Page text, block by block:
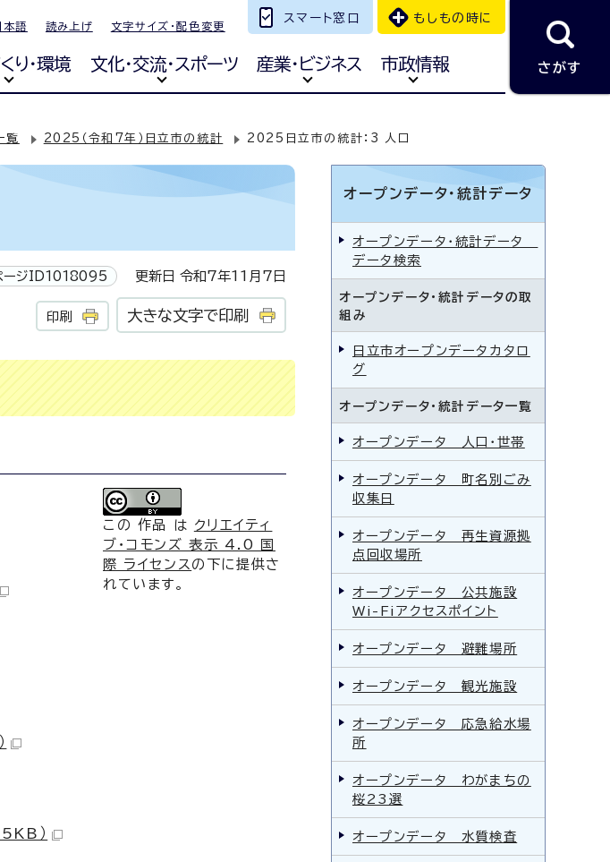
本語 読み上げ 文字サイズ・配色変更
スマート窓口 もしもの時に
り・環境 文化・交流・スポーツ 産業・ビジネス 市政情報 さがす
覧 2025（令和7年）日立市の統計 2025日立市の統計：3 人口
ージID1018095 更新日 令和7年11月7日
印刷 大きな文字で印刷
この 作品 は クリエイティ
ブ・コモンズ 表示 4.0 国
際 ライセンス の下に提供さ
れています。
）
オープンデータ・統計データ
オープンデータ・統計データ
データ検索
オープンデータ・統計データの取
組み
日立市オープンデータカタロ
グ
オープンデータ・統計データ一覧
オープンデータ 人口・世帯
オープンデータ 町名別ごみ
収集日
オープンデータ 再生資源拠
点回収場所
オープンデータ 公共施設
Wi-Fiアクセスポイント
オープンデータ 避難場所
オープンデータ 観光施設
オープンデータ 応急給水場
所
オープンデータ わがまちの
桜23選
オープンデータ 水質検査